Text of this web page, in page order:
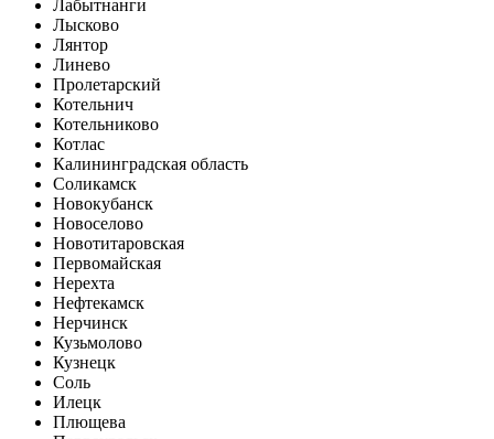
Лабытнанги
Лысково
Лянтор
Линево
Пролетарский
Котельнич
Котельниково
Котлас
Калининградская область
Соликамск
Новокубанск
Новоселово
Новотитаровская
Первомайская
Нерехта
Нефтекамск
Нерчинск
Кузьмолово
Кузнецк
Соль
Илецк
Плющева